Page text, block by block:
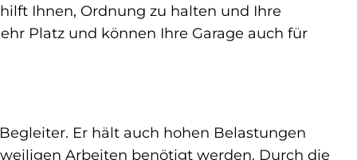
Ihnen, Ordnung zu halten und Ihre
Platz und können Ihre Garage auch für
Er hält auch hohen Belastungen
Arbeiten benötigt werden. Durch die